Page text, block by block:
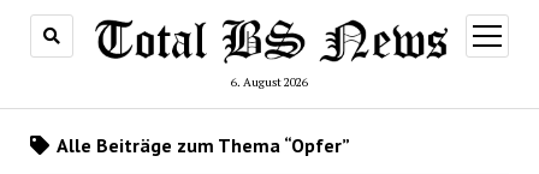
6. August 2026
Menü
öffnen
Alle Beiträge zum Thema “Opfer”